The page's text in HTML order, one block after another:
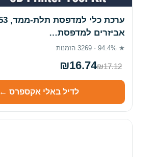
אביזרים למדפסת…
★ 94.4% · 3269 הזמנות
₪16.74₪17.12
לדיל באלי אקספרס ←